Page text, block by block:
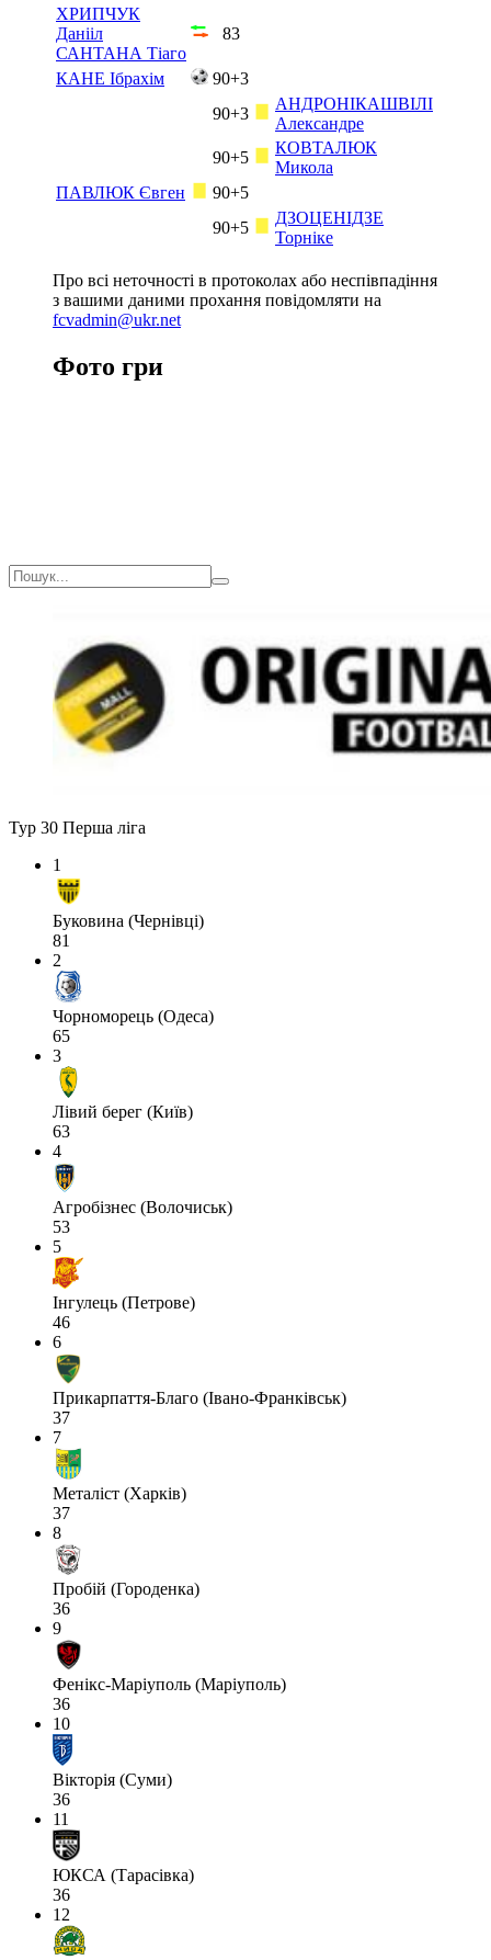
ХРИПЧУК
Данііл
САНТАНА Тіаго
83
КАНЕ Ібрахім
90+3
90+3
АНДРОНІКАШВІЛІ
Александре
90+5
КОВТАЛЮК
Микола
ПАВЛЮК Євген
90+5
90+5
ДЗОЦЕНІДЗЕ
Торніке
Про всі неточності в протоколах або неспівпадіння
з вашими даними прохання повідомляти на
fcvadmin@ukr.net
Фото гри
Тур 30 Перша ліга
1
Буковина (Чернівці)
81
2
Чорноморець (Одеса)
65
3
Лівий берег (Київ)
63
4
Агробізнес (Волочиськ)
53
5
Інгулець (Петрове)
46
6
Прикарпаття-Благо (Івано-Франківськ)
37
7
Металіст (Харків)
37
8
Пробій (Городенка)
36
9
Фенікс-Маріуполь (Маріуполь)
36
10
Вікторія (Суми)
36
11
ЮКСА (Тарасівка)
36
12